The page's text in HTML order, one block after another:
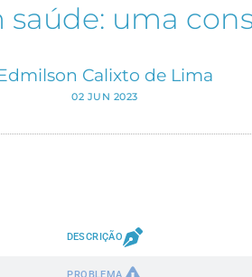
uma
Calixto de Lima
02 JUN 2023
DESCRIÇÃO